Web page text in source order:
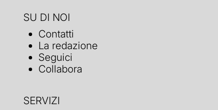
SU DI NOI
Contatti
La redazione
Seguici
Collabora
SERVIZI